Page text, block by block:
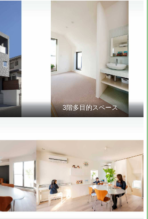
3階多目的スペース